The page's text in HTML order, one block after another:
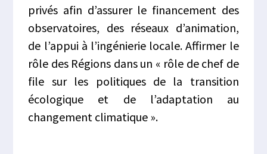
privés afin d’assurer le financement des
observatoires, des réseaux d’animation,
de l’appui à l’ingénierie locale. Affirmer le
rôle des Régions dans un « rôle de chef de
file sur les politiques de la transition
écologique et de l’adaptation au
changement climatique ».